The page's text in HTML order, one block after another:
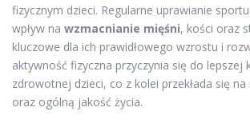
fizycznym dzieci. Regularne uprawianie
wpływ na wzmacnianie mięśni, kości oraz
kluczowe dla ich prawidłowego wzrostu i
aktywność fizyczna przyczynia się do lepszej
zdrowotnej dzieci, co z kolei przekłada się
oraz ogólną jakość życia.